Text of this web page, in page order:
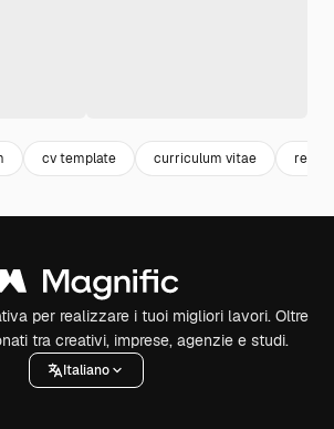
cv template curriculum vitae retro
per realizzare i tuoi migliori lavori. Oltre
tra creativi, imprese, agenzie e studi.
Italiano